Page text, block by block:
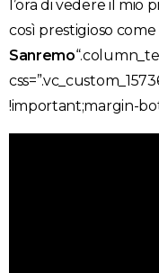
l’ora di vedere il
così prestigioso come
Sanremo
!important;margin-